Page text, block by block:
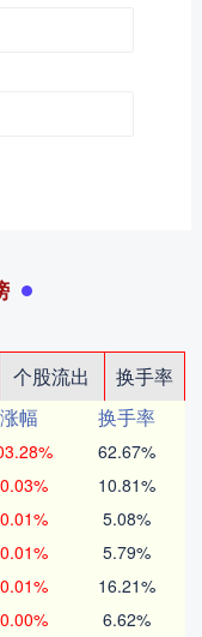
个股流出
换手率
涨幅
换手率
62.67%
10.81%
5.08%
5.79%
16.21%
6.62%